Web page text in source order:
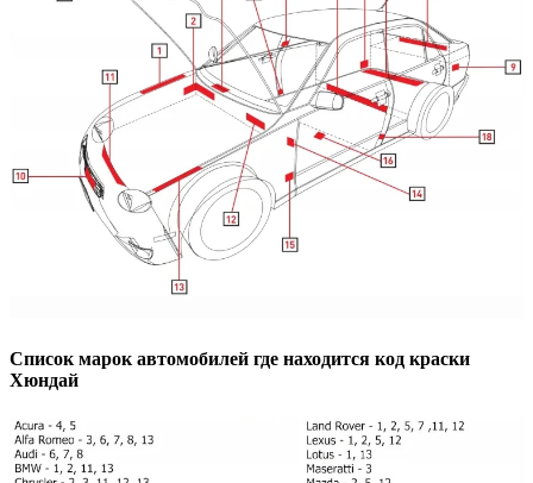
Список марок автомобилей где находится код краски
Хюндай